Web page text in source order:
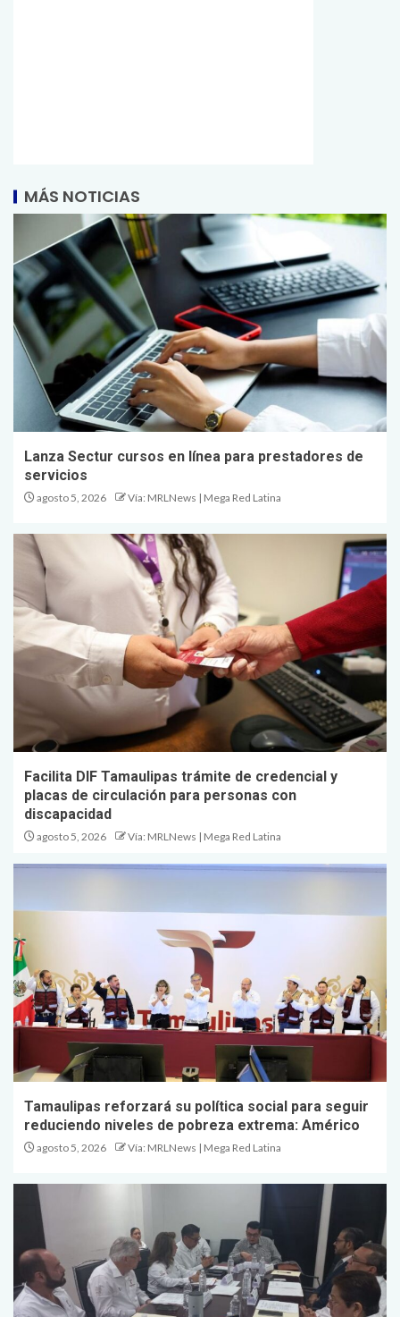
MÁS NOTICIAS
Lanza Sectur cursos en línea para prestadores de
servicios
agosto 5, 2026 Vía: MRLNews | Mega Red Latina
Facilita DIF Tamaulipas trámite de credencial y
placas de circulación para personas con
discapacidad
agosto 5, 2026 Vía: MRLNews | Mega Red Latina
Tamaulipas reforzará su política social para seguir
reduciendo niveles de pobreza extrema: Américo
agosto 5, 2026 Vía: MRLNews | Mega Red Latina